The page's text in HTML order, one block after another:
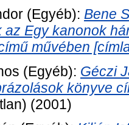
(Egyéb): Bene
az Egy kanonok
művében
(Egyéb): Géczi
könyve
(2001)